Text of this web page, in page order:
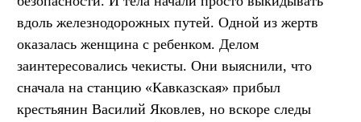
вдоль железнодорожных путей. Одной из жертв
оказалась женщина с ребенком. Делом
заинтересовались чекисты. Они выяснили, что
сначала на станцию «Кавказская» прибыл
крестьянин Василий Яковлев, но вскоре следы